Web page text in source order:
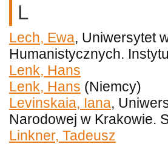
L
Lech, Ewa, Uniwersytet
Humanistycznych.
Lenk, Hans
Lenk, Hans (Niemcy)
Levinskaia, Iana,
Narodowej w Krakowie.
Linkner, Tadeusz